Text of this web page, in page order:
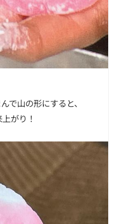
で山の形にすると、
がり！